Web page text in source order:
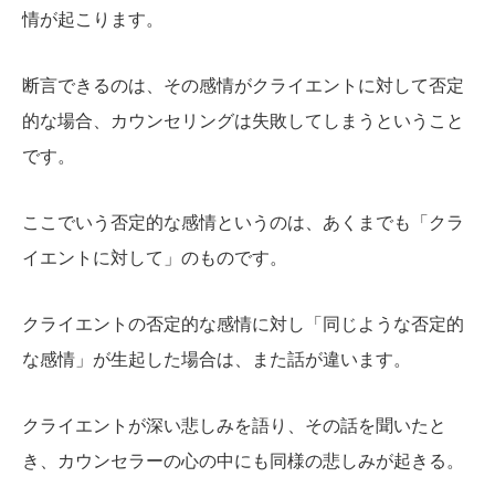
情が起こります。
断言できるのは、その感情がクライエントに対して否定
的な場合、カウンセリングは失敗してしまうということ
です。
ここでいう否定的な感情というのは、あくまでも「クラ
イエントに対して」のものです。
クライエントの否定的な感情に対し「同じような否定的
な感情」が生起した場合は、また話が違います。
クライエントが深い悲しみを語り、その話を聞いたと
き、カウンセラーの心の中にも同様の悲しみが起きる。